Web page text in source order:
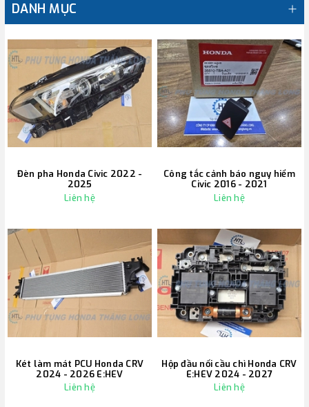
DANH MỤC
Đèn pha Honda Civic 2022 -
2025
Liên hệ
Công tắc cảnh báo nguy hiểm
Civic 2016 - 2021
Liên hệ
Két làm mát PCU Honda CRV
2024 - 2026 E:HEV
Liên hệ
Hộp đầu nối cầu chì Honda CRV
E:HEV 2024 - 2027
Liên hệ